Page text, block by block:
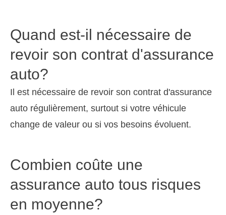
Quand est-il nécessaire de
revoir son contrat d'assurance
auto?
Il est nécessaire de revoir son contrat d'assurance
auto régulièrement, surtout si votre véhicule
change de valeur ou si vos besoins évoluent.
Combien coûte une
assurance auto tous risques
en moyenne?